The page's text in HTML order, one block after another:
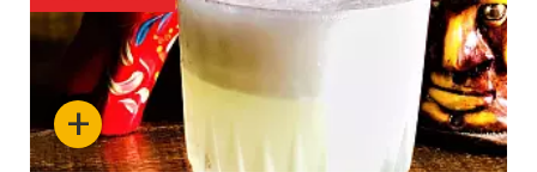
akkurat
nå
-
+